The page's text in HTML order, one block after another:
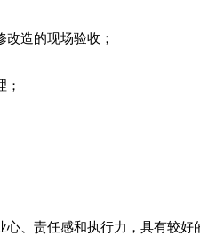
造的现场验收；
、责任感和执行力，具有较好